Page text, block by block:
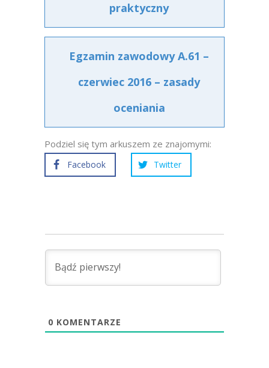
praktyczny
Egzamin zawodowy A.61 –
czerwiec 2016 – zasady
oceniania
Podziel się tym arkuszem ze znajomymi:
Facebook Twitter
0 KOMENTARZE